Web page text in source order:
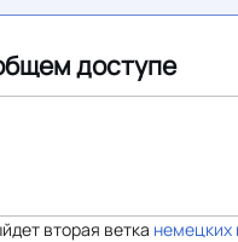
доступе
вторая ветка немецких